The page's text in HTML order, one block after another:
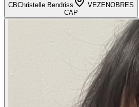
CBChristelle Bendriss
VEZENOBRES
CAP